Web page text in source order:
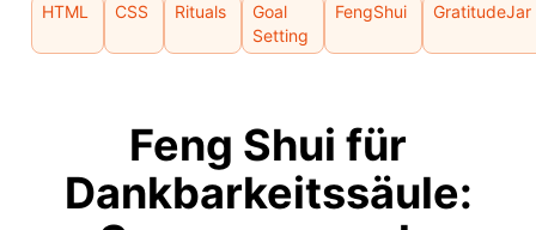
HTML CSS Rituals
Goal
Setting
FengShui GratitudeJar
Feng Shui für
Dankbarkeitssäule: